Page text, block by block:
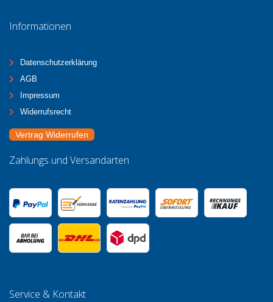
Informationen
Datenschutzerklärung
AGB
Impressum
Widerrufsrecht
Vertrag Widerrufen
Zahlungs und Versandarten
Service & Kontakt